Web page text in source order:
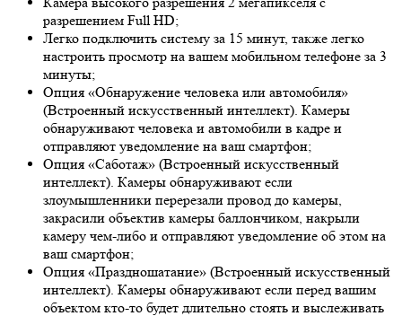
разрешением Full HD;
Легко подключить систему за 15 минут, также легко
настроить просмотр на вашем мобильном телефоне за 3
минуты;
Опция «Обнаружение человека или автомобиля»
(Встроенный искусственный интеллект). Камеры
обнаруживают человека и автомобили в кадре и
отправляют уведомление на ваш смартфон;
Опция «Саботаж» (Встроенный искусственный
интеллект). Камеры обнаруживают если
злоумышленники перерезали провод до камеры,
закрасили объектив камеры баллончиком, накрыли
камеру чем-либо и отправляют уведомление об этом на
ваш смартфон;
Опция «Праздношатание» (Встроенный искусственный
интеллект). Камеры обнаруживают если перед вашим
объектом кто-то будет длительно стоять и выслеживать